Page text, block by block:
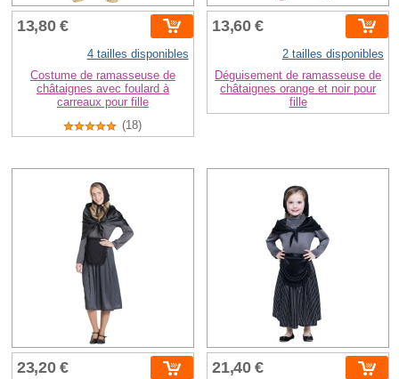
13,80 €
4 tailles disponibles
Costume de ramasseuse de
châtaignes avec foulard à
carreaux pour fille
(18)
13,60 €
2 tailles disponibles
Déguisement de ramasseuse de
châtaignes orange et noir pour
fille
23,20 € 21,40 €